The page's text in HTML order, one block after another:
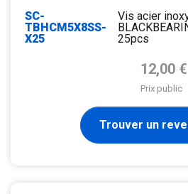
SC-
TBHCM5X8SS-
X25
Vis acier
25pcs
Prix de
12,00 €
Prix public
Trouver un